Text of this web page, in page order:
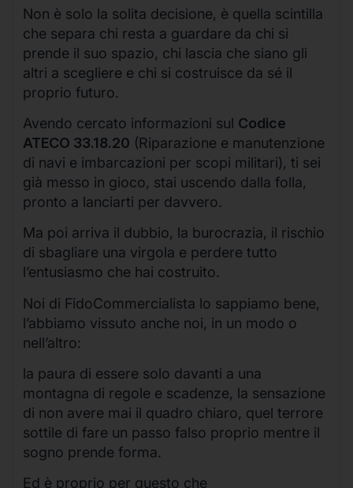
Non è solo la solita decisione, è quella scintilla
che separa chi resta a guardare da chi si
prende il suo spazio, chi lascia che siano gli
altri a scegliere e chi si costruisce da sé il
proprio futuro.
Avendo cercato informazioni sul Codice
ATECO 33.18.20 (Riparazione e manutenzione
di navi e imbarcazioni per scopi militari), ti sei
già messo in gioco, stai uscendo dalla folla,
pronto a lanciarti per davvero.
Ma poi arriva il dubbio, la burocrazia, il rischio
di sbagliare una virgola e perdere tutto
l’entusiasmo che hai costruito.
Noi di FidoCommercialista lo sappiamo bene,
l’abbiamo vissuto anche noi, in un modo o
nell’altro:
la paura di essere solo davanti a una
montagna di regole e scadenze, la sensazione
di non avere mai il quadro chiaro, quel terrore
sottile di fare un passo falso proprio mentre il
sogno prende forma.
Ed è proprio per questo che